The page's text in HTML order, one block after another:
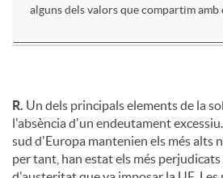
alguns dels valors que compartim amb
R. Un dels principals elements de la
l'absència d'un endeutament
sud d'Europa mantenien els més alts
per tant, han estat els més